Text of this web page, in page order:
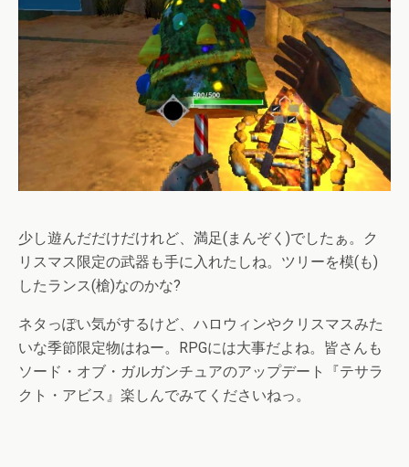
少し遊んだだけだけれど、満足(まんぞく)でしたぁ。ク
リスマス限定の武器も手に入れたしね。ツリーを模(も)
したランス(槍)なのかな?
ネタっぽい気がするけど、ハロウィンやクリスマスみた
いな季節限定物はねー。RPGには大事だよね。皆さんも
ソード・オブ・ガルガンチュアのアップデート『テサラ
クト・アビス』楽しんでみてくださいねっ。